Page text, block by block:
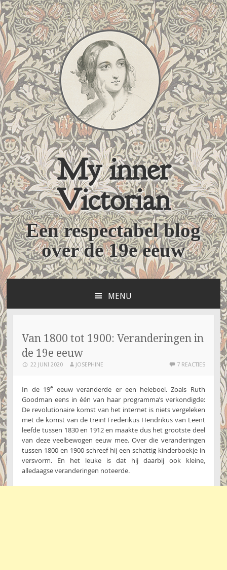
My inner
Victorian
Een respectabel blog
over de 19e eeuw
MENU
SPRINGEN
Van 1800 tot 1900: Veranderingen in
de 19e eeuw
22 JUNI 2020 JOSEPHINE 7 REACTIES
In de 19e
eeuw veranderde er een heleboel. Zoals Ruth
Goodman eens in één van haar programma’s verkondigde:
De revolutionaire komst van het internet is niets vergeleken
met de komst van de trein! Frederikus Hendrikus van Leent
leefde tussen 1830 en 1912 en maakte dus het grootste deel
van deze veelbewogen eeuw mee. Over die veranderingen
tussen 1800 en 1900 schreef hij een schattig kinderboekje in
versvorm. En het leuke is dat hij daarbij ook kleine,
alledaagse veranderingen noteerde.